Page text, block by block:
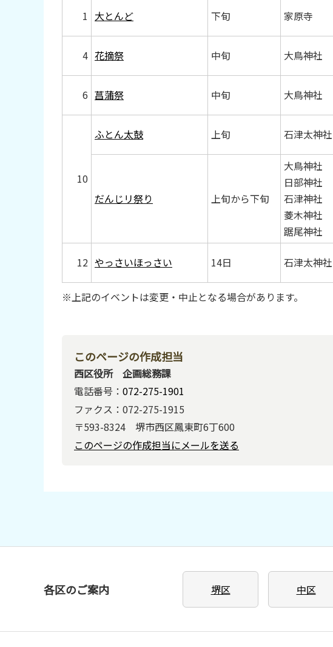
1 大とんど 下旬 家原寺
4 花摘祭 中旬 大鳥神社
6 菖蒲祭 中旬 大鳥神社
10
ふとん太鼓 上旬 石津太神社
だんじリ祭り 上旬から下旬
大鳥神社
日部神社
石津神社
菱木神社
踞尾神社
12 やっさいほっさい 14日 石津太神社
※上記のイベントは変更・中止となる場合があります。
このページの作成担当
西区役所 企画総務課
電話番号： 072-275-1901
ファクス：072-275-1915
〒593-8324 堺市西区鳳東町6丁600
このページの作成担当にメールを送る
各区のご案内 堺区 中区